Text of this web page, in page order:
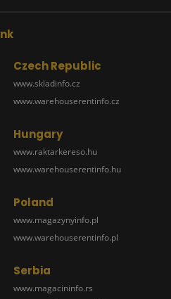
Czech Republic
www.skladinfo.cz
www.warehouserentinfo.cz
Hungary
www.raktarkereso.hu
www.warehouserentinfo.hu
Poland
www.magazynyinfo.pl
www.warehouserentinfo.pl
Serbia
www.magacininfo.rs